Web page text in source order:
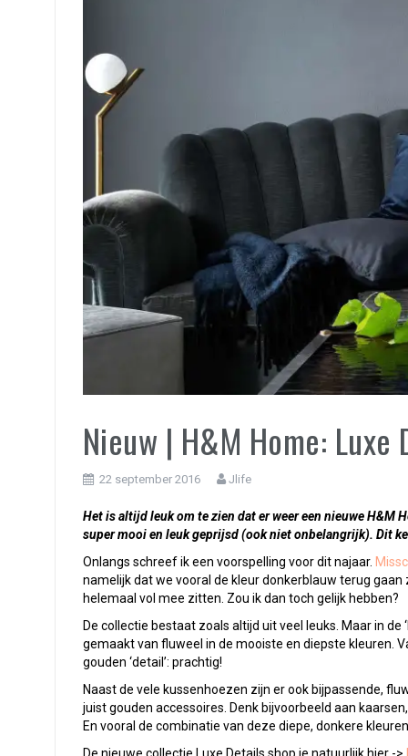
Nieuw | H&M Home: Luxe
22 september 2016 Jlife
Het is altijd leuk om te zien dat er weer een nieuwe
super mooi en leuk geprijsd (ook niet onbelangrijk). Dit
Onlangs schreef ik een voorspelling voor dit najaar.
namelijk dat we vooral de kleur donkerblauw terug
helemaal vol mee zitten. Zou ik dan toch gelijk hebben?
De collectie bestaat zoals altijd uit veel leuks. Maar in
gemaakt van fluweel in de mooiste en diepste kleuren.
gouden ‘detail’: prachtig!
Naast de vele kussenhoezen zijn er ook bijpassende,
juist gouden accessoires. Denk bijvoorbeeld aan
En vooral de combinatie van deze diepe, donkere